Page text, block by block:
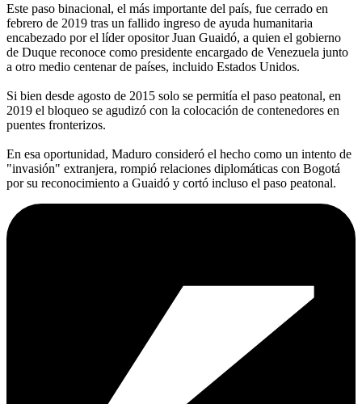
Este paso binacional, el más importante del país, fue cerrado en
febrero de 2019 tras un fallido ingreso de ayuda humanitaria
encabezado por el líder opositor Juan Guaidó, a quien el gobierno
de Duque reconoce como presidente encargado de Venezuela junto
a otro medio centenar de países, incluido Estados Unidos.
Si bien desde agosto de 2015 solo se permitía el paso peatonal, en
2019 el bloqueo se agudizó con la colocación de contenedores en
puentes fronterizos.
En esa oportunidad, Maduro consideró el hecho como un intento de
"invasión" extranjera, rompió relaciones diplomáticas con Bogotá
por su reconocimiento a Guaidó y cortó incluso el paso peatonal.